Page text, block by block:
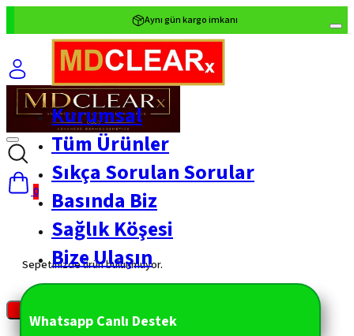
Aynı gün kargo imkanı
Tüm Ürünlerde %40 Tanışma İndirimi
1500 ₺ üzeri ücretsiz kargo
0
Sepetinizde ürün bulunmuyor.
Kurumsal
Tüm Ürünler
Sıkça Sorulan Sorular
Basında Biz
Sağlık Köşesi
Bize Ulaşın
Whatsapp Canlı Destek